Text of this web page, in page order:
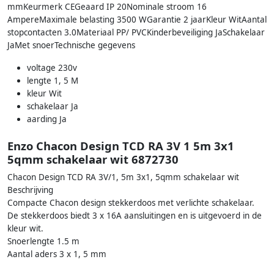
mmKeurmerk CEGeaard IP 20Nominale stroom 16
AmpereMaximale belasting 3500 WGarantie 2 jaarKleur WitAantal
stopcontacten 3.0Materiaal PP/ PVCKinderbeveiliging JaSchakelaar
JaMet snoerTechnische gegevens
voltage 230v
lengte 1, 5 M
kleur Wit
schakelaar Ja
aarding Ja
Enzo Chacon Design TCD RA 3V 1 5m 3x1
5qmm schakelaar wit 6872730
Chacon Design TCD RA 3V/1, 5m 3x1, 5qmm schakelaar wit
Beschrijving
Compacte Chacon design stekkerdoos met verlichte schakelaar.
De stekkerdoos biedt 3 x 16A aansluitingen en is uitgevoerd in de
kleur wit.
Snoerlengte 1.5 m
Aantal aders 3 x 1, 5 mm